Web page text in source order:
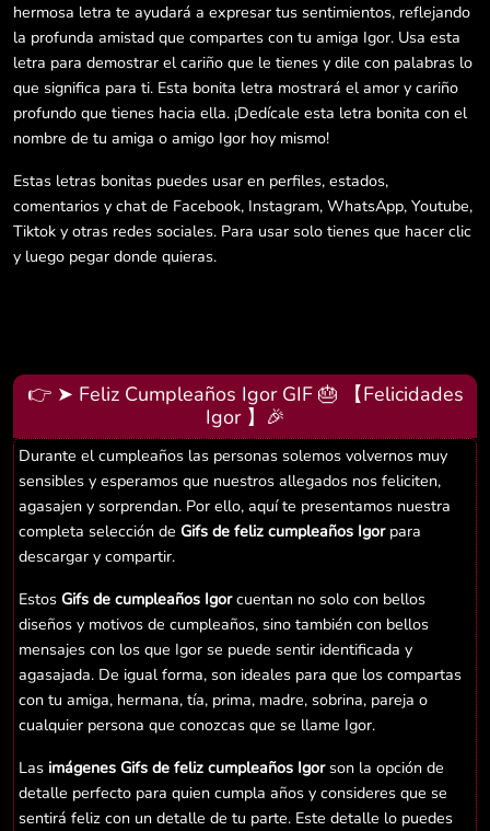
hermosa letra te ayudará a expresar tus sentimientos, reflejando
la profunda amistad que compartes con tu amiga Igor. Usa esta
letra para demostrar el cariño que le tienes y dile con palabras lo
que significa para ti. Esta bonita letra mostrará el amor y cariño
profundo que tienes hacia ella. ¡Dedícale esta letra bonita con el
nombre de tu amiga o amigo Igor hoy mismo!
Estas letras bonitas puedes usar en perfiles, estados,
comentarios y chat de Facebook, Instagram, WhatsApp, Youtube,
Tiktok y otras redes sociales. Para usar solo tienes que hacer clic
y luego pegar donde quieras.
👉 ➤ Feliz Cumpleaños Igor GIF 🎂 【Felicidades
Igor 】🎉
Durante el cumpleaños las personas solemos volvernos muy
sensibles y esperamos que nuestros allegados nos feliciten,
agasajen y sorprendan. Por ello, aquí te presentamos nuestra
completa selección de Gifs de feliz cumpleaños Igorpara
descargar y compartir.
Estos Gifs de cumpleaños Igorcuentan no solo con bellos
diseños y motivos de cumpleaños, sino también con bellos
mensajes con los que Igor se puede sentir identificada y
agasajada. De igual forma, son ideales para que los compartas
con tu amiga, hermana, tía, prima, madre, sobrina, pareja o
cualquier persona que conozcas que se llame Igor.
Las imágenes Gifs de feliz cumpleaños Igorson la opción de
detalle perfecto para quien cumpla años y consideres que se
sentirá feliz con un detalle de tu parte. Este detalle lo puedes